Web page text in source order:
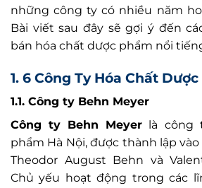
những công ty có nhiều năm
Bài viết sau đây sẽ gợi ý đến
bán hóa chất dược phẩm nổi
1. 6 Công Ty Hóa Chất
1.1. Công ty Behn Meyer
Công ty Behn Meyer là công
phẩm Hà Nội, được thành lập
Theodor August Behn và
Chủ yếu hoạt động trong các